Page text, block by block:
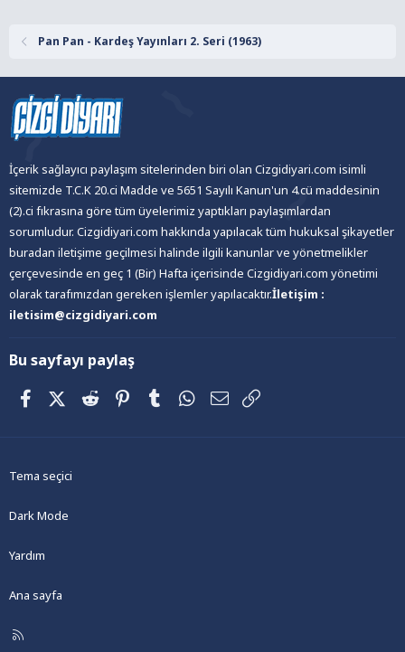
Pan Pan - Kardeş Yayınları 2. Seri (1963)
İçerik sağlayıcı paylaşım sitelerinden biri olan Cizgidiyari.com isimli
sitemizde T.C.K 20.ci Madde ve 5651 Sayılı Kanun'un 4.cü maddesinin
(2).ci fıkrasına göre tüm üyelerimiz yaptıkları paylaşımlardan
sorumludur. Cizgidiyari.com hakkında yapılacak tüm hukuksal şikayetler
buradan iletişime geçilmesi halinde ilgili kanunlar ve yönetmelikler
çerçevesinde en geç 1 (Bir) Hafta içerisinde Cizgidiyari.com yönetimi
olarak tarafımızdan gereken işlemler yapılacaktır.İletişim :
iletisim@cizgidiyari.com
Bu sayfayı paylaş
FacebookX (Twitter)
Reddit PinterestTumblrWhatsApp
E-posta
Tema seçici
Dark Mode
Yardım
Ana sayfa
R